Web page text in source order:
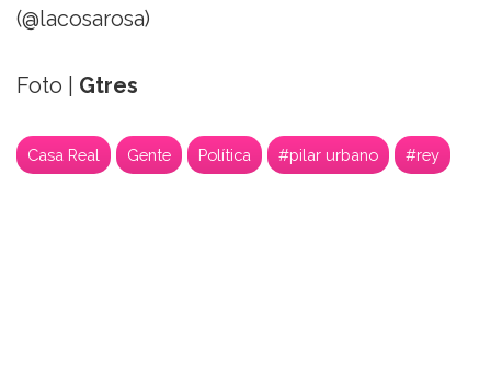
(@lacosarosa)
Foto | Gtres
Casa Real Gente Política #pilar urbano #rey